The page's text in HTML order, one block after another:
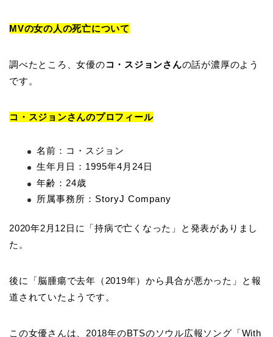
MVの女の人の死亡について
調べたところ、女優のコ・スジョンさんの話が濃厚のよう
です。
コ・スジョンさんのプロフィール
名前：コ・スジョン
生年月日：1995年4月24日
年齢：24歳
所属事務所：StoryJ Company
2020年2月12日に「持病で亡くなった」と発表がありまし
た。
後に「脳腫瘍で去年（2019年）から具合が悪かった」と報
道されていたようです。
この女優さんは、2018年のBTSのソウル広報ソング「With